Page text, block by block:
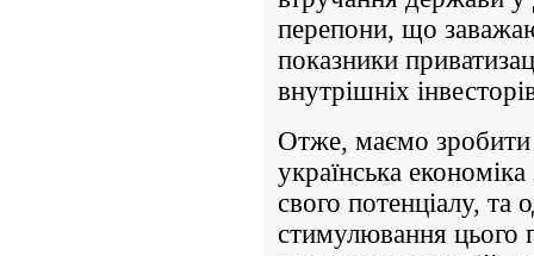
перепони, що
показники
внутрішніх
Отже, маємо
українська
свого потенціалу, та
стимулювання цього